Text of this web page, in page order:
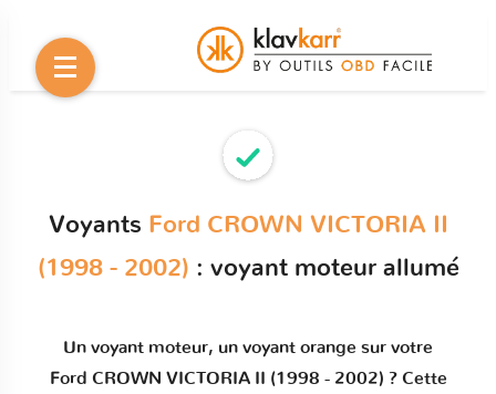
Voyants Ford CROWN VICTORIA II
(1998 - 2002) : voyant moteur allumé
Un voyant moteur, un voyant orange sur votre
Ford CROWN VICTORIA II (1998 - 2002) ? Cette